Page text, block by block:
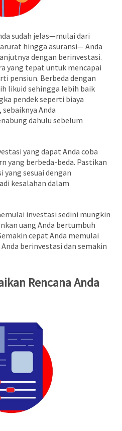
sudah jelas—mulai dari
hingga asuransi— Anda
dengan berinvestasi.
yang tepat untuk mencapai
pensiun. Berbeda dengan
likuid sehingga lebih baik
pendek seperti biaya
Anda
dahulu sebelum
yang dapat Anda coba
yang berbeda-beda. Pastikan
sesuai dengan
kesalahan dalam
investasi sedini mungkin
uang Anda bertumbuh
cepat Anda memulai
berinvestasi dan semakin
Rencana Anda